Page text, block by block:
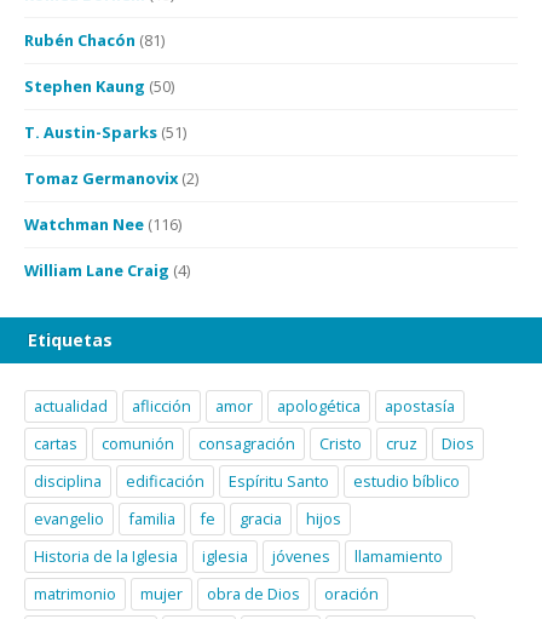
Rubén Chacón (81)
Stephen Kaung (50)
T. Austin-Sparks (51)
Tomaz Germanovix (2)
Watchman Nee (116)
William Lane Craig (4)
Etiquetas
actualidad aflicción amor apologética
apostasía
cartas
comunión consagración Cristo cruz
Dios
disciplina
edificación Espíritu Santo
estudio bíblico
evangelio
familia fe gracia
hijos
Historia de la Iglesia
iglesia jóvenes
llamamiento
matrimonio
mujer obra de Dios
oración